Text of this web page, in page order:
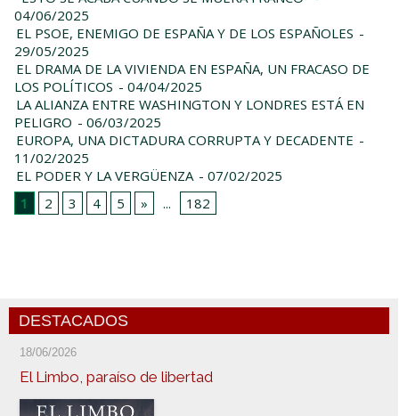
04/06/2025
EL PSOE, ENEMIGO DE ESPAÑA Y DE LOS ESPAÑOLES -
29/05/2025
EL DRAMA DE LA VIVIENDA EN ESPAÑA, UN FRACASO DE
LOS POLÍTICOS - 04/04/2025
LA ALIANZA ENTRE WASHINGTON Y LONDRES ESTÁ EN
PELIGRO - 06/03/2025
EUROPA, UNA DICTADURA CORRUPTA Y DECADENTE -
11/02/2025
EL PODER Y LA VERGÜENZA - 07/02/2025
1
2 3 4 5 » ... 182
DESTACADOS
18/06/2026
El Limbo, paraíso de libertad